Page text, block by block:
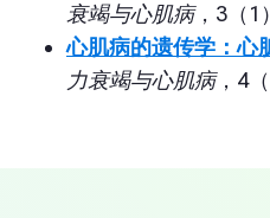
衰竭与心肌病，3（1
心肌病的遗传学：心
力衰竭与心肌病，4